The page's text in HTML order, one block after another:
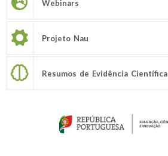
Webinars
Projeto Nau
Resumos de Evidência Científica